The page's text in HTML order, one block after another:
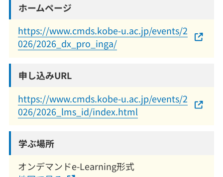
ホームページ
https://www.cmds.kobe-u.ac.jp/events/2
026/2026_dx_pro_inga/
申し込みURL
https://www.cmds.kobe-u.ac.jp/events/2
026/2026_lms_id/index.html
学ぶ場所
オンデマンドe-Learning形式